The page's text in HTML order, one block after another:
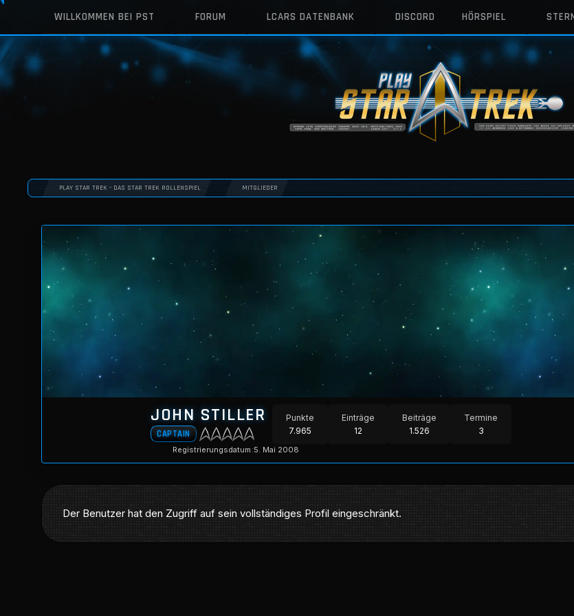
WILLKOMMEN BEI PST FORUM LCARS DATENBANK DISCORD HÖRSPIEL
PLAY STAR TREK - DAS STAR TREK ROLLENSPIEL MITGLIEDER
JOHN STILLER
CAPTAIN
Punkte
7.965
Einträge
12
Beiträge
1.526
Termine
3
Registrierungsdatum 5. Mai 2008
Der Benutzer hat den Zugriff auf sein vollständiges Profil eingeschränkt.